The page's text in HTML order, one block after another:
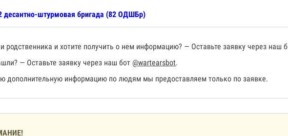
десантно-штурмовая бригада (82 ОДШБр)
родственника и хотите получить о нем информацию? — Оставьте заявку через наш
— Оставьте заявку через наш бот @wartearsbot.
дополнительную информацию по людям мы предоставляем только по заявке.